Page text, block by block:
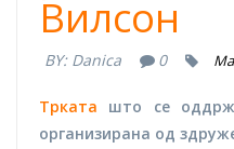
Вилсон
BY: Danica 0
Трката што се
организирана од